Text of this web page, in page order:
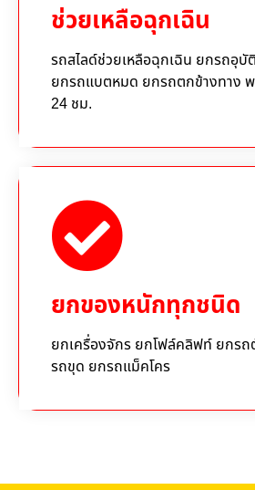
ช่วยเหลือฉุกเฉิน
รถสไลด์ช่วยเหลือฉุกเฉิน ยกรถอุบั
ยกรถแบตหมด ยกรถตกข้างทาง
24 ชม.
ยกของหนักทุกชนิด
ยกเครื่องจักร ยกโฟล์คลิฟท์ ยกร
รถขุด ยกรถแม็คโคร